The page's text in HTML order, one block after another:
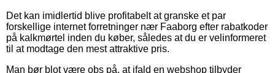
Det kan imidlertid blive profitabelt at granske et par
forskellige internet forretninger nær Faaborg efter rabatkoder
på kalkmørtel inden du køber, således at du er velinformeret
til at modtage den mest attraktive pris.
Man bør blot være obs på, at ifald en webshop tilbyder